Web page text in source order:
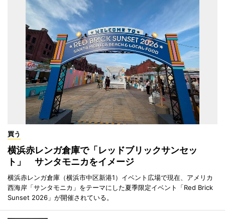
買う
横浜赤レンガ倉庫で「レッドブリックサンセッ
ト」 サンタモニカをイメージ
横浜赤レンガ倉庫（横浜市中区新港1）イベント広場で現在、アメリカ
西海岸「サンタモニカ」をテーマにした夏季限定イベント「Red Brick
Sunset 2026」が開催されている。